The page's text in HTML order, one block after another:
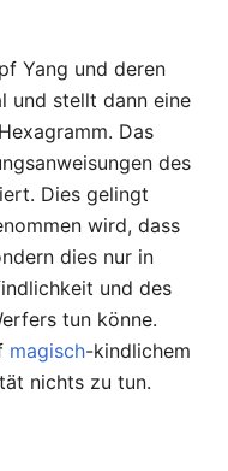
Yang und deren
und stellt dann eine
Das
des
Dies gelingt
wird, dass
dies nur in
und des
tun könne.
magisch-kindlichem
nichts zu tun.